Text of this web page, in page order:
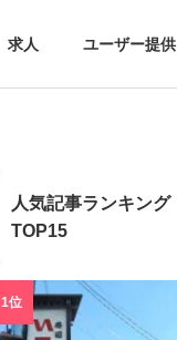
求人 ユーザー提供
人気記事ランキング
TOP15
1位